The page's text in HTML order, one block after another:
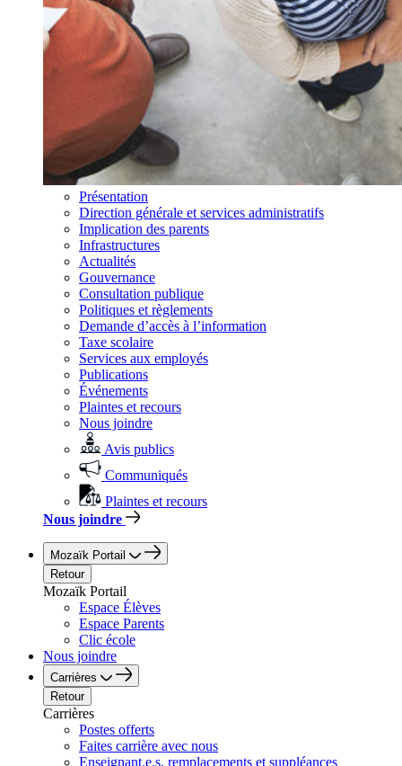
Présentation
Direction générale et services administratifs
Implication des parents
Infrastructures
Actualités
Gouvernance
Consultation publique
Politiques et règlements
Demande d’accès à l’information
Taxe scolaire
Services aux employés
Publications
Événements
Plaintes et recours
Nous joindre
Avis publics
Communiqués
Plaintes et recours
Nous joindre
Mozaïk Portail
Retour
Mozaïk Portail
Espace Élèves
Espace Parents
Clic école
Nous joindre
Carrières
Retour
Carrières
Postes offerts
Faites carrière avec nous
Enseignant.e.s, remplacements et suppléances